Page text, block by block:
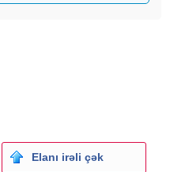
Elanı irəli çək